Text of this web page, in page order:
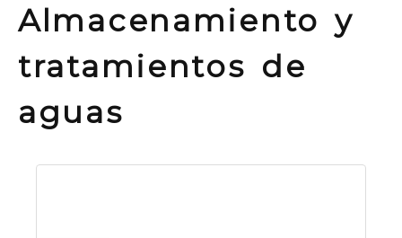
Almacenamiento y
tratamientos de
aguas